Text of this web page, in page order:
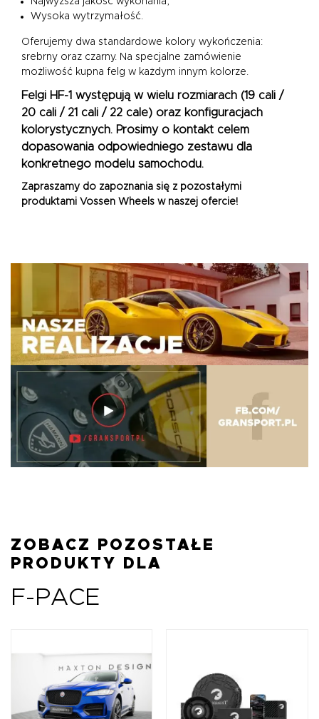
Wysoka wytrzymałość.
Oferujemy dwa standardowe kolory wykończenia:
srebrny oraz czarny. Na specjalne zamówienie
możliwość kupna felg w każdym innym kolorze.
Felgi HF-1 występują w wielu rozmiarach (19 cali /
20 cali / 21 cali / 22 cale) oraz konfiguracjach
kolorystycznych. Prosimy o kontakt celem
dopasowania odpowiedniego zestawu dla
konkretnego modelu samochodu.
Zapraszamy do zapoznania się z pozostałymi
produktami Vossen Wheels w naszej ofercie!
ZOBACZ POZOSTAŁE
PRODUKTY DLA
F-PACE